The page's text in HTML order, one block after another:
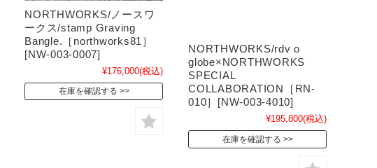
NORTHWORKS/ノースワ
ークス/stamp Graving
Bangle.［northworks81］
[NW-003-0007]
¥176,000(税込)
在庫を確認する
NORTHWORKS/rdv o
globe×NORTHWORKS
SPECIAL
COLLABORATION［RN-
010］[NW-003-4010]
¥195,800(税込)
在庫を確認する